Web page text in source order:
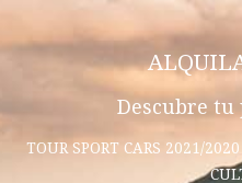
Descubre
TOUR SPORT CARS 2021/